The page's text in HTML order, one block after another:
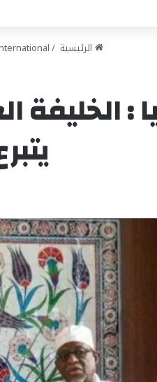
الرئيسية /
:
يتبرع بـ 100